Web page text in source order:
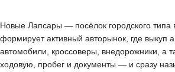
Новые Лапсары — посёлок городского типа
формирует активный авторынок, где
автомобили, кроссоверы, внедорожники, а
ходовую, пробег и документы — и сразу